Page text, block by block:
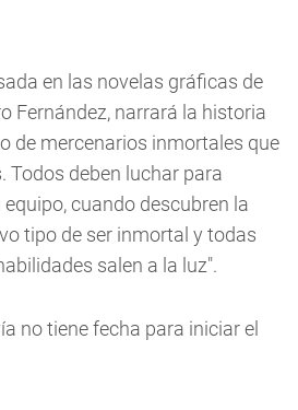
en las novelas gráficas de
Fernández, narrará la historia
de mercenarios inmortales que
Todos deben luchar para
cuando descubren la
tipo de ser inmortal y todas
salen a la luz".
no tiene fecha para iniciar el